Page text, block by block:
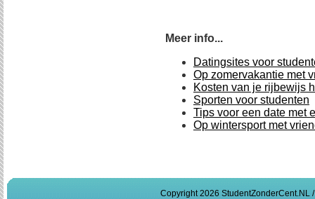
Meer info...
Datingsites voor
Op zomervakantie met
Kosten van je rijbewijs
Sporten voor studenten
Tips voor een date met
Op wintersport met
Copyright 2026 StudentZonderCent.NL